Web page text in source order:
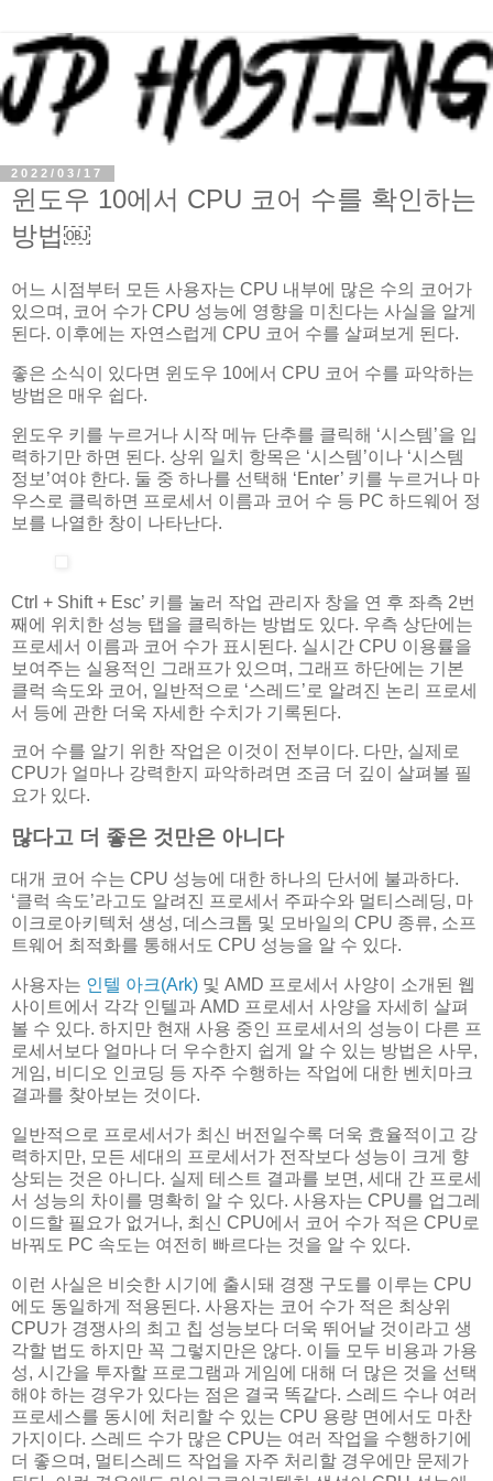
2022/03/17
윈도우 10에서 CPU 코어 수를 확인하는
방법￼
어느 시점부터 모든 사용자는 CPU 내부에 많은 수의 코어가
있으며, 코어 수가 CPU 성능에 영향을 미친다는 사실을 알게
된다. 이후에는 자연스럽게 CPU 코어 수를 살펴보게 된다.
좋은 소식이 있다면 윈도우 10에서 CPU 코어 수를 파악하는
방법은 매우 쉽다.
윈도우 키를 누르거나 시작 메뉴 단추를 클릭해 ‘시스템’을 입
력하기만 하면 된다. 상위 일치 항목은 ‘시스템’이나 ‘시스템
정보’여야 한다. 둘 중 하나를 선택해 ‘Enter’ 키를 누르거나 마
우스로 클릭하면 프로세서 이름과 코어 수 등 PC 하드웨어 정
보를 나열한 창이 나타난다.
Ctrl + Shift + Esc’ 키를 눌러 작업 관리자 창을 연 후 좌측 2번
째에 위치한 성능 탭을 클릭하는 방법도 있다. 우측 상단에는
프로세서 이름과 코어 수가 표시된다. 실시간 CPU 이용률을
보여주는 실용적인 그래프가 있으며, 그래프 하단에는 기본
클럭 속도와 코어, 일반적으로 ‘스레드’로 알려진 논리 프로세
서 등에 관한 더욱 자세한 수치가 기록된다.
코어 수를 알기 위한 작업은 이것이 전부이다. 다만, 실제로
CPU가 얼마나 강력한지 파악하려면 조금 더 깊이 살펴볼 필
요가 있다.
많다고 더 좋은 것만은 아니다
대개 코어 수는 CPU 성능에 대한 하나의 단서에 불과하다.
‘클럭 속도’라고도 알려진 프로세서 주파수와 멀티스레딩, 마
이크로아키텍처 생성, 데스크톱 및 모바일의 CPU 종류, 소프
트웨어 최적화를 통해서도 CPU 성능을 알 수 있다.
사용자는 인텔 아크(Ark) 및 AMD 프로세서 사양이 소개된 웹
사이트에서 각각 인텔과 AMD 프로세서 사양을 자세히 살펴
볼 수 있다. 하지만 현재 사용 중인 프로세서의 성능이 다른 프
로세서보다 얼마나 더 우수한지 쉽게 알 수 있는 방법은 사무,
게임, 비디오 인코딩 등 자주 수행하는 작업에 대한 벤치마크
결과를 찾아보는 것이다.
일반적으로 프로세서가 최신 버전일수록 더욱 효율적이고 강
력하지만, 모든 세대의 프로세서가 전작보다 성능이 크게 향
상되는 것은 아니다. 실제 테스트 결과를 보면, 세대 간 프로세
서 성능의 차이를 명확히 알 수 있다. 사용자는 CPU를 업그레
이드할 필요가 없거나, 최신 CPU에서 코어 수가 적은 CPU로
바꿔도 PC 속도는 여전히 빠르다는 것을 알 수 있다.
이런 사실은 비슷한 시기에 출시돼 경쟁 구도를 이루는 CPU
에도 동일하게 적용된다. 사용자는 코어 수가 적은 최상위
CPU가 경쟁사의 최고 칩 성능보다 더욱 뛰어날 것이라고 생
각할 법도 하지만 꼭 그렇지만은 않다. 이들 모두 비용과 가용
성, 시간을 투자할 프로그램과 게임에 대해 더 많은 것을 선택
해야 하는 경우가 있다는 점은 결국 똑같다. 스레드 수나 여러
프로세스를 동시에 처리할 수 있는 CPU 용량 면에서도 마찬
가지이다. 스레드 수가 많은 CPU는 여러 작업을 수행하기에
더 좋으며, 멀티스레드 작업을 자주 처리할 경우에만 문제가